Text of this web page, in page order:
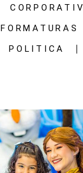
FORMATURAS
POLITICA